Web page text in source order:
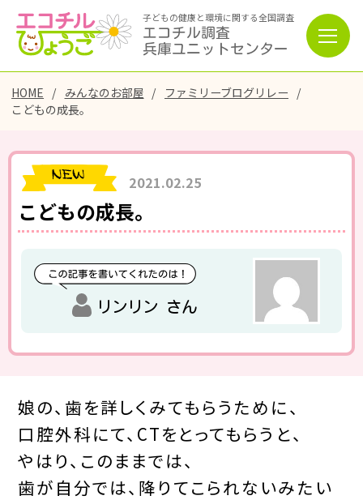
子どもの健康と環境に関する全国調査
エコチル調査
兵庫ユニットセンター
HOME みんなのお部屋
ファミリーブログリレー
こどもの成長。
2021.02.25
こどもの成長。
リンリン さん
娘の、歯を詳しくみてもらうために、
口腔外科にて、CTをとってもらうと、
やはり、このままでは、
歯が自分では、降りてこられないみたい